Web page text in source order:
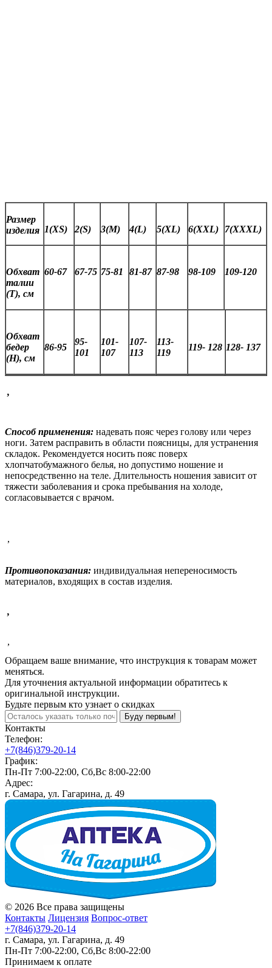
Размер
изделия 1(XS) 2(S) 3(M) 4(L) 5(XL) 6(XXL) 7(XXXL)
Обхват
талии
(Т), см
60-67 67-75 75-81 81-87 87-98 98-109 109-120
Обхват
бедер
(Н), см
86-95
95-
101
101-
107
107-
113
113-
119
119- 128 128- 137
,
Способ применения: надевать пояс через голову или через
ноги. Затем расправить в области поясницы, для устранения
складок. Рекомендуется носить пояс поверх
хлопчатобумажного белья, но допустимо ношение и
непосредственно на теле. Длительность ношения зависит от
тяжести заболевания и срока пребывания на холоде,
согласовывается с врачом.
,
Противопоказания: индивидуальная непереносимость
материалов, входящих в состав изделия.
,
,
Обращаем ваше внимание, что инструкция к товарам может
меняться.
Для уточнения актуальной информации обратитесь к
оригинальной инструкции.
Будьте первым кто узнает о скидках
Буду первым!
Контакты
Телефон:
+7(846)379-20-14
График:
Пн-Пт 7:00-22:00, Сб,Вс 8:00-22:00
Адрес:
г. Самара, ул. Гагарина, д. 49
© 2026 Все права защищены
Контакты Лицензия Вопрос-ответ
+7(846)379-20-14
г. Самара, ул. Гагарина, д. 49
Пн-Пт 7:00-22:00, Сб,Вс 8:00-22:00
Принимаем к оплате